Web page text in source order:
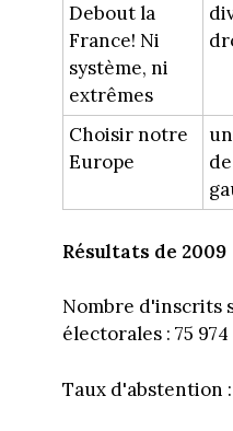
Debout la
France! Ni
système, ni
extrêmes
Choisir notre
Europe
de
Résultats de 2009
Nombre d'inscrits
électorales : 75 974
Taux d'abstention :